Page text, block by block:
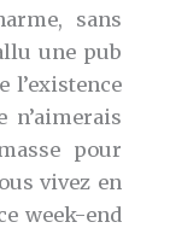
sans
une pub
l’existence
n’aimerais
pour
vivez en
week-end